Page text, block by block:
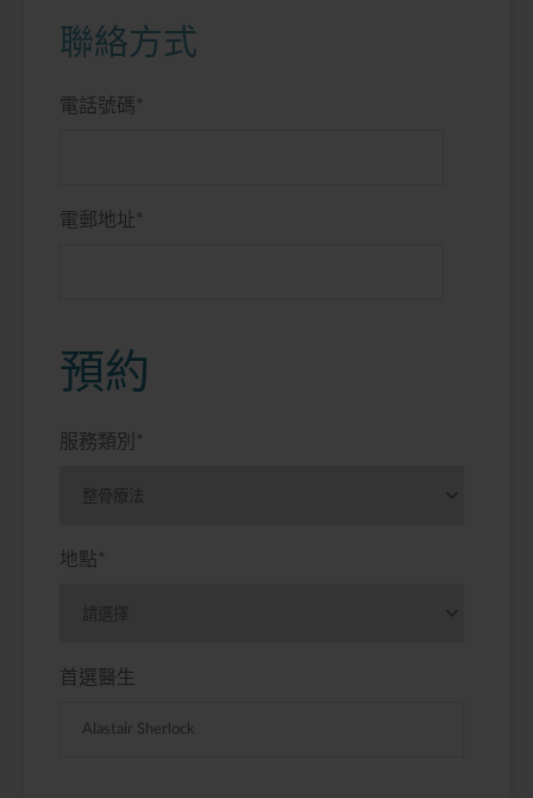
聯絡方式
電話號碼 *
電郵地址 *
預約
服務類別 *
地點 *
首選醫生